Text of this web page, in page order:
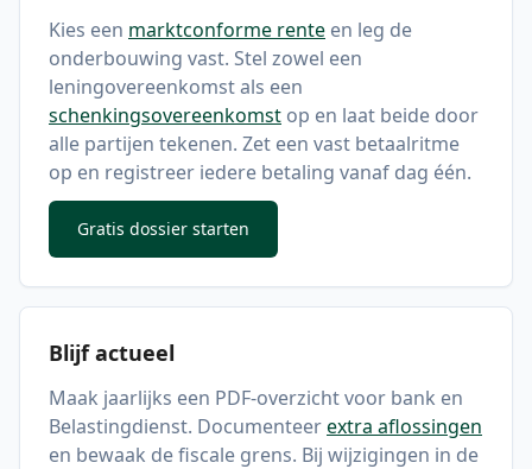
Kies een marktconforme rente en leg de
onderbouwing vast. Stel zowel een
leningovereenkomst als een
schenkingsovereenkomst op en laat beide door
alle partijen tekenen. Zet een vast betaalritme
op en registreer iedere betaling vanaf dag één.
Gratis dossier starten
Blijf actueel
Maak jaarlijks een PDF-overzicht voor bank en
Belastingdienst. Documenteerextra aflossingen
en bewaak de fiscale grens. Bij wijzigingen in de